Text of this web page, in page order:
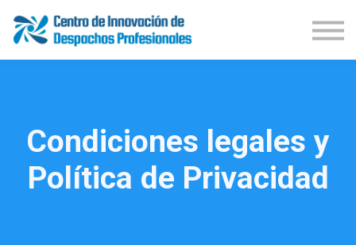
Demos Productos
Congresos
Publicaciones
Condiciones legales y
Política de Privacidad